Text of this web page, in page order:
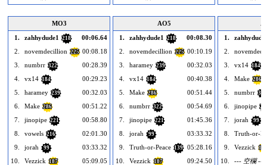
MO3
1.
zahhydude1 218
00:06.64
2.
novemdecillion 225 00:08.18
3.
numbrr 322
00:28.39
4.
vx14 184
00:29.23
5.
haramey 239
00:32.03
6.
Make 286
00:51.22
7.
jinopipe 221
00:58.80
8.
vowels 216
02:01.30
9.
jorah 99
03:33.32
10.
Vezzick 187 05:09.05
AO5
1.
zahhydude1 218
00:08.30
2.
novemdecillion 225 00:10.19
3.
haramey 239
00:32.03
4.
vx14 184
00:40.38
5.
Make 286
00:51.44
6.
numbrr 322
00:54.69
7.
jinopipe 221
01:45.36
8.
jorah 99
03:33.32
9.
Truth-or-Peace 139
05:28.16
10.
Vezzick 187 09:24.50
1.
2.
3.
vx14 184
4. Make 286
5. numbrr 322
6. jinopipe
7. jorah 99
8.
Truth-or-
9.
Vezzick 187
10. --- 空欄 ---